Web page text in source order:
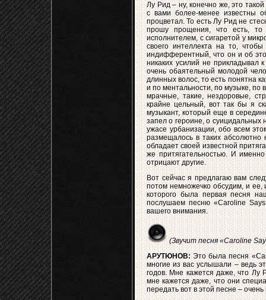
Лу Рид – ну, конечно же, это
с вами более-менее известны
процветал. То есть Лу Рид не
прошу прощения, что есть,
исполнителем, с сигаретой у
своего интеллекта на то,
индифферентный, что он и об
никаких усилий не прикладывал
очень обаятельный молодой
длинных волос, то есть понятна
и по ментальности, по музыке, по
мрачные, такие, нездоровые,
крайне цельный, вот так бы я
музыкант, который еще в
запел о героине, о суицидальных
ужасе урбанизации, обо всем
размещалось в таких абсолютно
обладает своей известной
же притягательностью. И
отрицают другие.
Вот сейчас я предлагаю вам
потом немножечко обсудим, и ее,
которого была первая песня
послушаем песню «Caroline
вашего внимания.
(Звучит песня «Caroline
АРУТЮНОВ:Это была песня
многие из вас услышали – ведь
годов. Мне кажется даже, что Лу
мне кажется даже, что они
передать вот в этой песне –